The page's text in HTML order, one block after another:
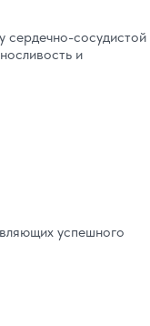
сердечно-сосудистой
и
успешного